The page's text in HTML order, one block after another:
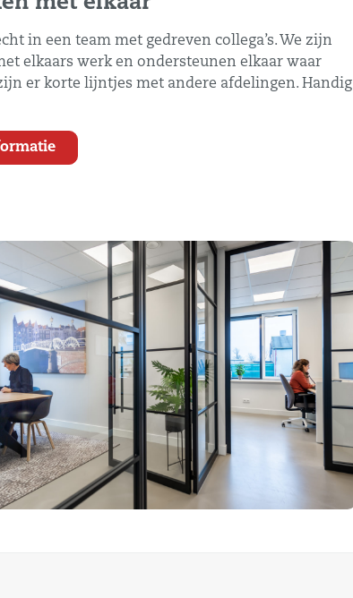
in een team met gedreven collega’s. We zijn
elkaars werk en ondersteunen elkaar waar
er korte lijntjes met andere afdelingen. Handig